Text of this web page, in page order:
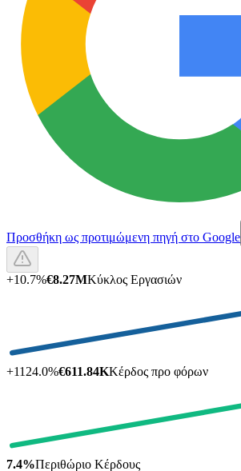
Προσθήκη ως προτιμώμενη πηγή στο Google
+10.7%€8.27MΚύκλος Εργασιών
+1124.0%€611.84KΚέρδος προ φόρων
7.4%Περιθώριο Κέρδους